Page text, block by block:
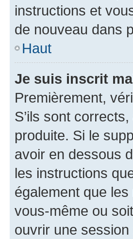
instructions et
de nouveau dans
Haut
Je suis inscrit
Premièrement,
S’ils sont
produite. Si le
avoir en dessous
les instructions
également que
vous-même ou
ouvrir une